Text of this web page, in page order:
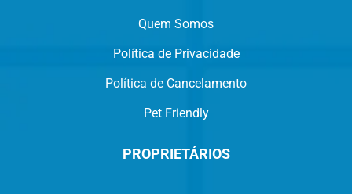
Quem Somos
Política de Privacidade
Política de Cancelamento
Pet Friendly
PROPRIETÁRIOS